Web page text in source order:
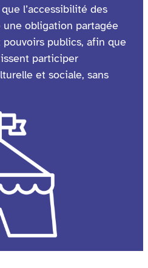
l’accessibilité des
obligation partagée
publics, afin que
participer
et sociale, sans